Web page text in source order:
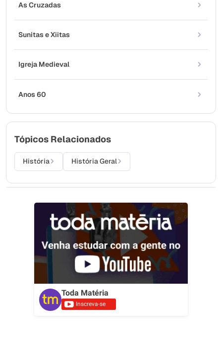
As Cruzadas
Sunitas e Xiitas
Igreja Medieval
Anos 60
Tópicos Relacionados
História História Geral
Toda Matéria
Inscreva-se